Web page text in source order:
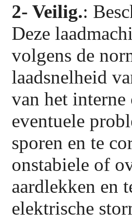
2- Veilig.:
Deze
volgens de
laadsnelheid
van het
eventuele
sporen en te
onstabiele of
aardlekken en
elektrische